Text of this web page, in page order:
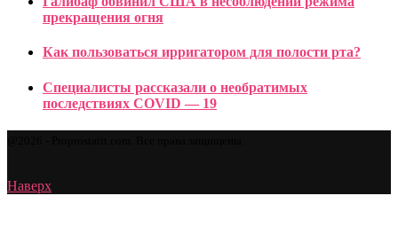
прекращения огня
Как пользоваться ирригатором для полости рта?
Специалисты рассказали о необратимых
последствиях COVID — 19
Наверх